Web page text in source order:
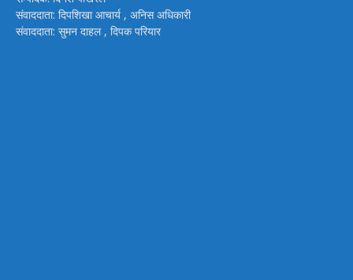
संवाददाता: दिपशिखा आचार्य , अनिस अधिकारी
संवाददाता: सुमन दाहल , दिपक परियार